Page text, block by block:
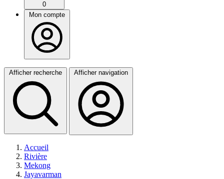
0
Mon compte
Afficher recherche Afficher navigation
Accueil
Rivière
Mekong
Jayavarman